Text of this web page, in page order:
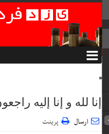
إنا لله و إنا إلیه راجعون
ارسال پرینت